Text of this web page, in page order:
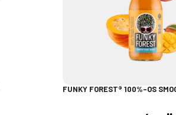
FUNKY FOREST® 100%-OS